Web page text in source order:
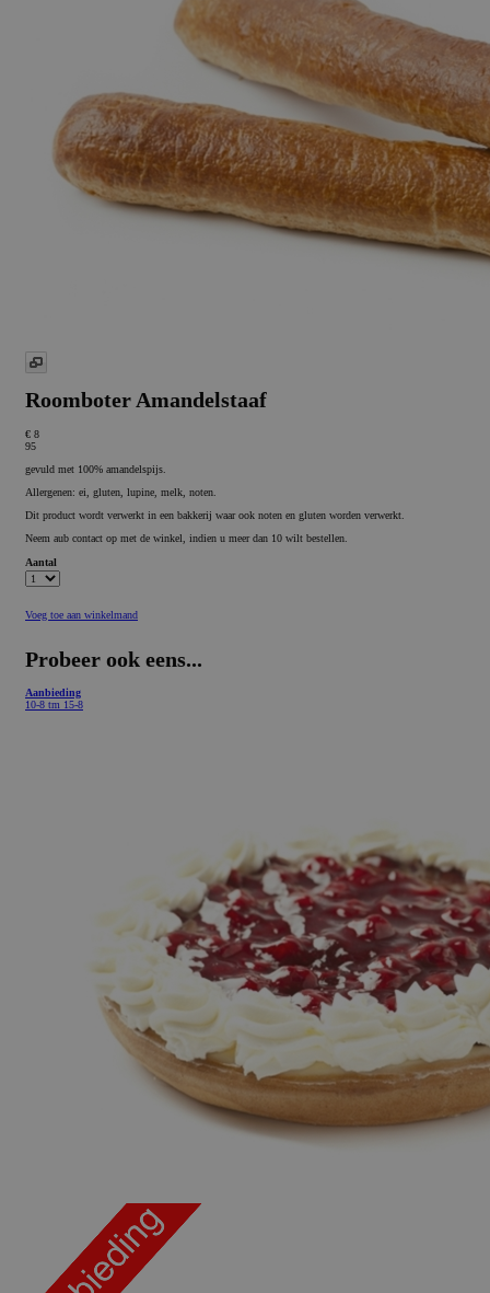
Roomboter Amandelstaaf
€ 8
95
gevuld met 100% amandelspijs.
Allergenen: ei, gluten, lupine, melk, noten.
Dit product wordt verwerkt in een bakkerij waar ook noten en gluten worden verwerkt.
Neem aub contact op met de winkel, indien u meer dan 10 wilt bestellen.
Aantal
Voeg toe aan winkelmand
Probeer ook eens...
Aanbieding
10-8 tm 15-8